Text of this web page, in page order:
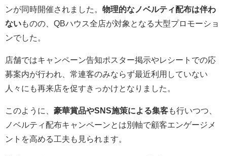
ンが同時開催されました。 物理的なノベルティ配布は伴わ
ないものの、QBハウス全店が対象となる大型プロモーショ
ンでした。
店舗ではキャンペーン告知ポスター掲示やレシートでの応
募案内が行われ、常連客のみならず最近利用していない
人々にも再来店を促すきっかけとなりました。
このように、 豪華賞品やSNS施策による集客も行いつつ、
ノベルティ配布キャンペーンとは別軸で顧客エンゲージメ
ントを高める工夫も見られます。